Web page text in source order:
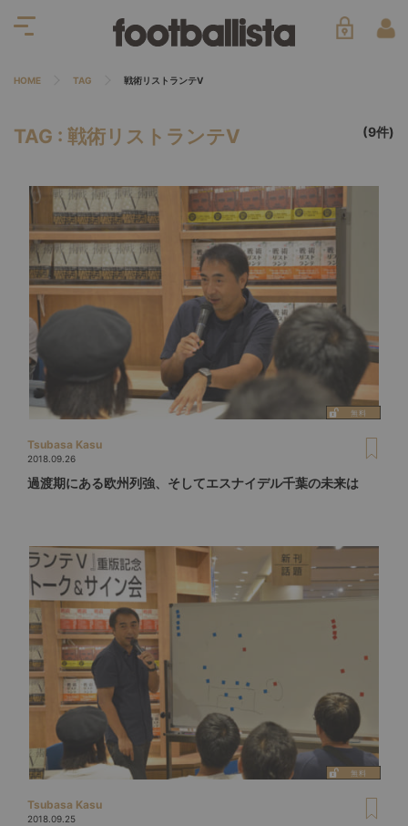
HOME TAG 戦術リストランテV
TAG : 戦術リストランテV (9件)
Tsubasa Kasu
2018.09.26
過渡期にある欧州列強、そしてエスナイデル千葉の未来は
Tsubasa Kasu
2018.09.25